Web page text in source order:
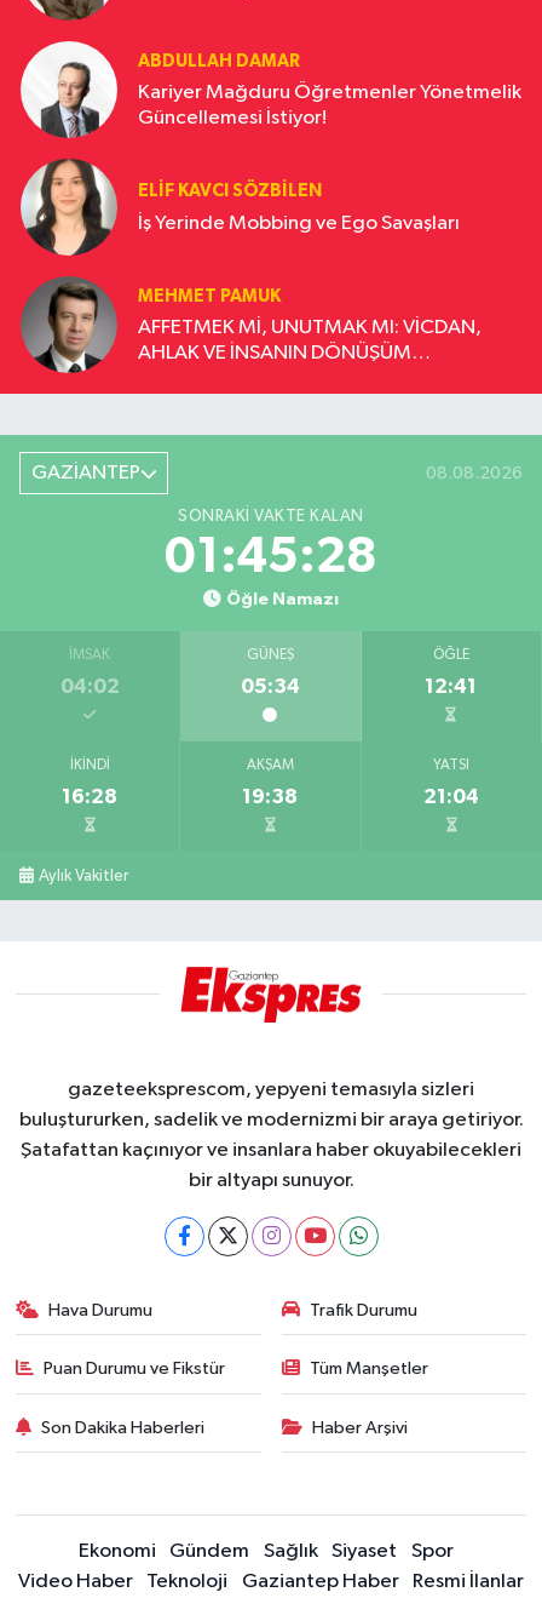
ABDULLAH DAMAR
Kariyer Mağduru Öğretmenler Yönetmelik
Güncellemesi İstiyor!
ELIF KAVCI SÖZBILEN
İş Yerinde Mobbing ve Ego Savaşları
MEHMET PAMUK
AFFETMEK Mİ, UNUTMAK MI: VİCDAN,
AHLAK VE İNSANIN DÖNÜŞÜM
GAZİANTEP 08.08.2026
SONRAKI VAKTE KALAN
01:45:28
Öğle Namazı
İMSAK
04:02
GÜNEŞ
05:34
ÖĞLE
12:41
İKINDI
16:28
AKŞAM
19:38
YATSI
21:04
Aylık Vakitler
gazeteeksprescom, yepyeni temasıyla sizleri
buluştururken, sadelik ve modernizmi bir araya getiriyor.
Şatafattan kaçınıyor ve insanlara haber okuyabilecekleri
bir altyapı sunuyor.
Hava Durumu Trafik Durumu
Puan Durumu ve Fikstür Tüm Manşetler
Son Dakika Haberleri Haber Arşivi
Ekonomi Gündem Sağlık Siyaset
Spor
Video Haber
Teknoloji Gaziantep Haber Resmi İlanlar